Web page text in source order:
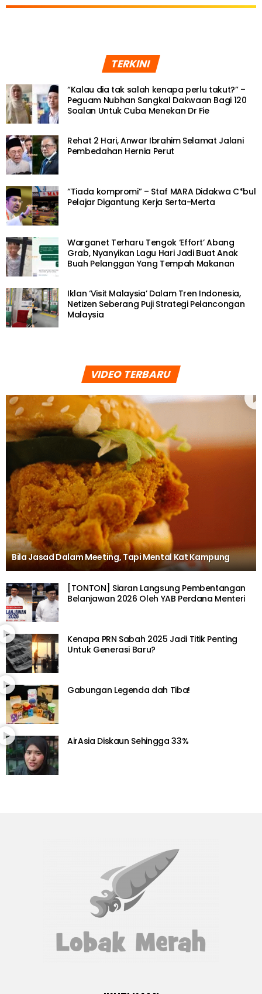
TERKINI
“Kalau dia tak salah kenapa perlu takut?” –
Peguam Nubhan Sangkal Dakwaan Bagi 120
Soalan Untuk Cuba Menekan Dr Fie
Rehat 2 Hari, Anwar Ibrahim Selamat Jalani
Pembedahan Hernia Perut
“Tiada kompromi” – Staf MARA Didakwa C*bul
Pelajar Digantung Kerja Serta-Merta
Warganet Terharu Tengok ‘Effort’ Abang
Grab, Nyanyikan Lagu Hari Jadi Buat Anak
Buah Pelanggan Yang Tempah Makanan
Iklan ‘Visit Malaysia’ Dalam Tren Indonesia,
Netizen Seberang Puji Strategi Pelancongan
Malaysia
VIDEO TERBARU
Bila Jasad Dalam Meeting, Tapi Mental Kat Kampung
[TONTON] Siaran Langsung Pembentangan
Belanjawan 2026 Oleh YAB Perdana Menteri
Kenapa PRN Sabah 2025 Jadi Titik Penting
Untuk Generasi Baru?
Gabungan Legenda dah Tiba!
AirAsia Diskaun Sehingga 33%